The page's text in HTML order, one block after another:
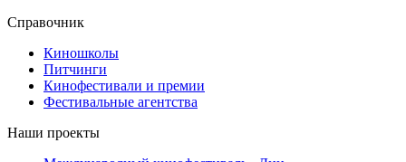
Справочник
Киношколы
Питчинги
Кинофестивали и премии
Фестивальные агентства
Наши проекты